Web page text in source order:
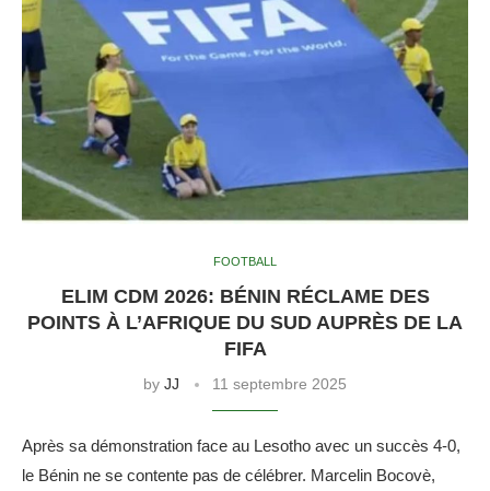
FOOTBALL
ELIM CDM 2026: BÉNIN RÉCLAME DES
POINTS À L’AFRIQUE DU SUD AUPRÈS DE LA
FIFA
by JJ 11 septembre 2025
Après sa démonstration face au Lesotho avec un succès 4-0,
le Bénin ne se contente pas de célébrer. Marcelin Bocovè,